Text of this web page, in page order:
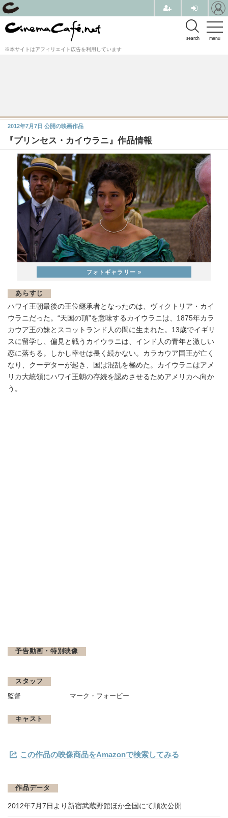
menu
search
※本サイトはアフィリエイト広告を利用しています
『プリンセス・カイウラニ』作品情報
2012年7月7日 公開の映画作品
あらすじ
ハワイ王朝最後の王位継承者となったのは、ヴィクトリア・カイ
ウラニだった。“天国の頂”を意味するカイウラニは、1875年カラ
カウア王の妹とスコットランド人の間に生まれた。13歳でイギリ
スに留学し、偏見と戦うカイウラニは、インド人の青年と激しい
恋に落ちる。しかし幸せは長く続かない。カラカウア国王が亡く
なり、クーデターが起き、国は混乱を極めた。カイウラニはアメ
リカ大統領にハワイ王朝の存続を認めさせるためアメリカへ向か
う。
予告動画・特別映像
スタッフ
監督 マーク・フォービー
キャスト
この作品の映像商品をAmazonで検索してみる
作品データ
2012年7月7日より新宿武蔵野館ほか全国にて順次公開